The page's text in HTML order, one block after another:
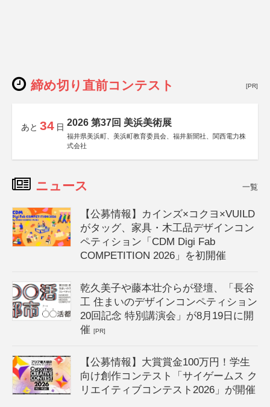
締め切り直前コンテスト [PR]
あと 34 日 2026 第37回 美浜美術展
福井県美浜町、美浜町教育委員会、福井新聞社、関西電力株
式会社
ニュース 一覧
【公募情報】カインズ×コクヨ×VUILD
がタッグ、家具・木工品デザインコン
ペティション「CDM Digi Fab
COMPETITION 2026」を初開催
乾久美子や藤本壮介らが登壇、「長谷
工 住まいのデザインコンペティション
20回記念 特別講演会」が8月19日に開
催[PR]
【公募情報】大賞賞金100万円！学生
向け創作コンテスト「サイゲームス ク
リエイティブコンテスト2026」が開催